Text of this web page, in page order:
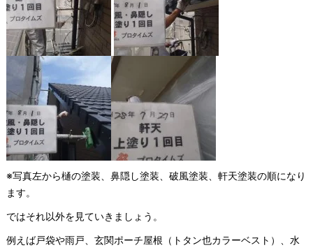
※写真左から樋の塗装、鼻隠し塗装、破風塗装、軒天塗装の順になり
ます。
ではそれ以外を見ていきましょう。
例えば戸袋や雨戸、玄関ポーチ屋根（トタン也カラーベスト）、水